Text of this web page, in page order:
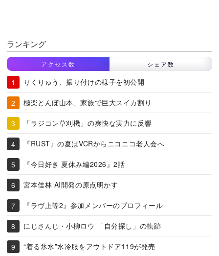
ランキング
アクセス数 シェア数
りくりゅう、振り付けの様子を初公開
極楽とんぼ山本、家族で巨大スイカ割り
「ラジコン草刈機」の爽快な実力に反響
『RUST』の夏はVCRからニコニコ老人会へ
『今日好き 夏休み編2026』2話
宮本佳林 AI開発の原点明かす
『ラヴ上等2』参加メンバーのプロフィール
にじさんじ・小柳ロウ 「自分探し」の軌跡
“着る氷水”水冷服をアウトドア119が発売